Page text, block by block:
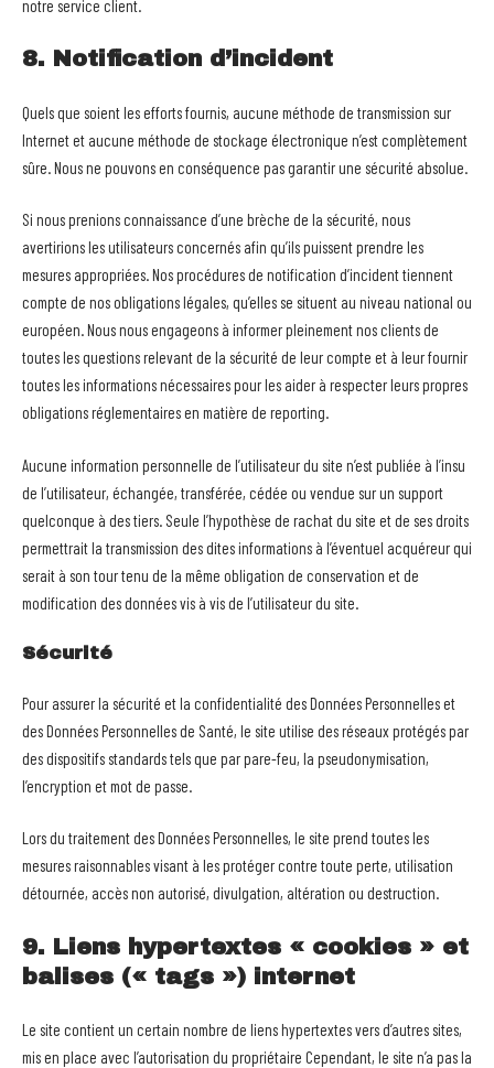
notre service client.
8. Notification d’incident
Quels que soient les efforts fournis, aucune méthode de transmission sur
Internet et aucune méthode de stockage électronique n’est complètement
sûre. Nous ne pouvons en conséquence pas garantir une sécurité absolue.
Si nous prenions connaissance d’une brèche de la sécurité, nous
avertirions les utilisateurs concernés afin qu’ils puissent prendre les
mesures appropriées. Nos procédures de notification d’incident tiennent
compte de nos obligations légales, qu’elles se situent au niveau national ou
européen. Nous nous engageons à informer pleinement nos clients de
toutes les questions relevant de la sécurité de leur compte et à leur fournir
toutes les informations nécessaires pour les aider à respecter leurs propres
obligations réglementaires en matière de reporting.
Aucune information personnelle de l’utilisateur du site n’est publiée à l’insu
de l’utilisateur, échangée, transférée, cédée ou vendue sur un support
quelconque à des tiers. Seule l’hypothèse de rachat du site et de ses droits
permettrait la transmission des dites informations à l’éventuel acquéreur qui
serait à son tour tenu de la même obligation de conservation et de
modification des données vis à vis de l’utilisateur du site.
Sécurité
Pour assurer la sécurité et la confidentialité des Données Personnelles et
des Données Personnelles de Santé, le site utilise des réseaux protégés par
des dispositifs standards tels que par pare-feu, la pseudonymisation,
l’encryption et mot de passe.
Lors du traitement des Données Personnelles, le site prend toutes les
mesures raisonnables visant à les protéger contre toute perte, utilisation
détournée, accès non autorisé, divulgation, altération ou destruction.
9. Liens hypertextes « cookies » et
balises (« tags ») internet
Le site contient un certain nombre de liens hypertextes vers d’autres sites,
mis en place avec l’autorisation du propriétaire Cependant, le site n’a pas la